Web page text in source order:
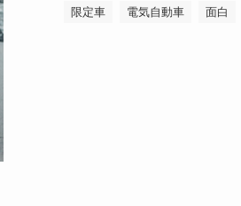
限定車 電気自動車 面白